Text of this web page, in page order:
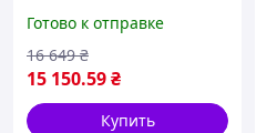
регулировкой оборотов
Готово к отправке
15 150.59₴
16 649 ₴
Купить